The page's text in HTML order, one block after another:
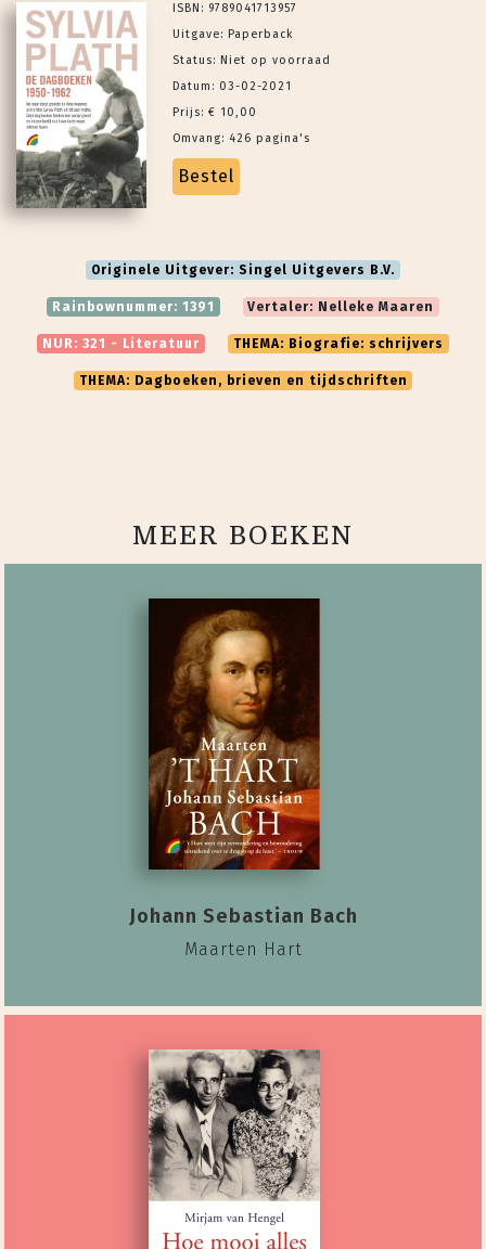
ISBN: 9789041713957
Uitgave: Paperback
Status: Niet op voorraad
Datum: 03-02-2021
Prijs: € 10,00
Omvang: 426 pagina's
Bestel
Originele Uitgever: Singel Uitgevers B.V.
Rainbownummer: 1391 Vertaler: Nelleke Maaren
NUR: 321 - Literatuur THEMA: Biografie: schrijvers
THEMA: Dagboeken, brieven en tijdschriften
MEER BOEKEN
Johann Sebastian Bach
Maarten Hart